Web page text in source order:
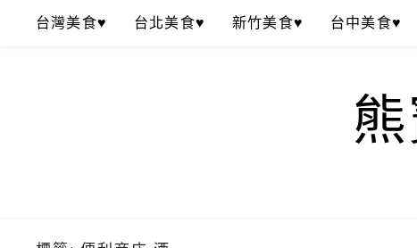
台灣美食♥ 台北美食♥ 新竹美食♥ 台中美食♥